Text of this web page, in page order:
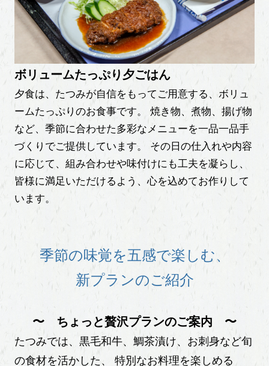
ボリュームたっぷり夕ごはん
夕食は、たつみが自信をもってご用意する、ボリュ
ームたっぷりのお食事です。
焼き物、煮物、揚げ物
など、季節に合わせた多彩なメニューを一品一品手
づくりでご提供しています。
その日の仕入れや内容
に応じて、組み合わせや味付けにも工夫を凝らし、
皆様に満足いただけるよう、心を込めてお作りして
います。
季節の味覚を五感で楽しむ、
新プランのご紹介
〜 ちょっと贅沢プランのご案内 〜
たつみでは、黒毛和牛、鯛茶漬け、お刺身など旬
の食材を活かした、 特別なお料理を楽しめる